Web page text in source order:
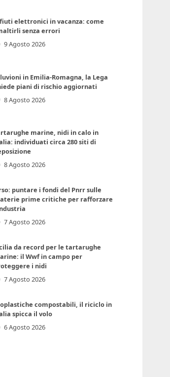
elettronici in vacanza: come
senza errori
9 Agosto 2026
in Emilia-Romagna, la Lega
piani di rischio aggiornati
8 Agosto 2026
marine, nidi in calo in
individuati circa 280 siti di
8 Agosto 2026
puntare i fondi del Pnrr sulle
prime critiche per rafforzare
7 Agosto 2026
da record per le tartarughe
il Wwf in campo per
i nidi
7 Agosto 2026
compostabili, il riciclo in
spicca il volo
6 Agosto 2026